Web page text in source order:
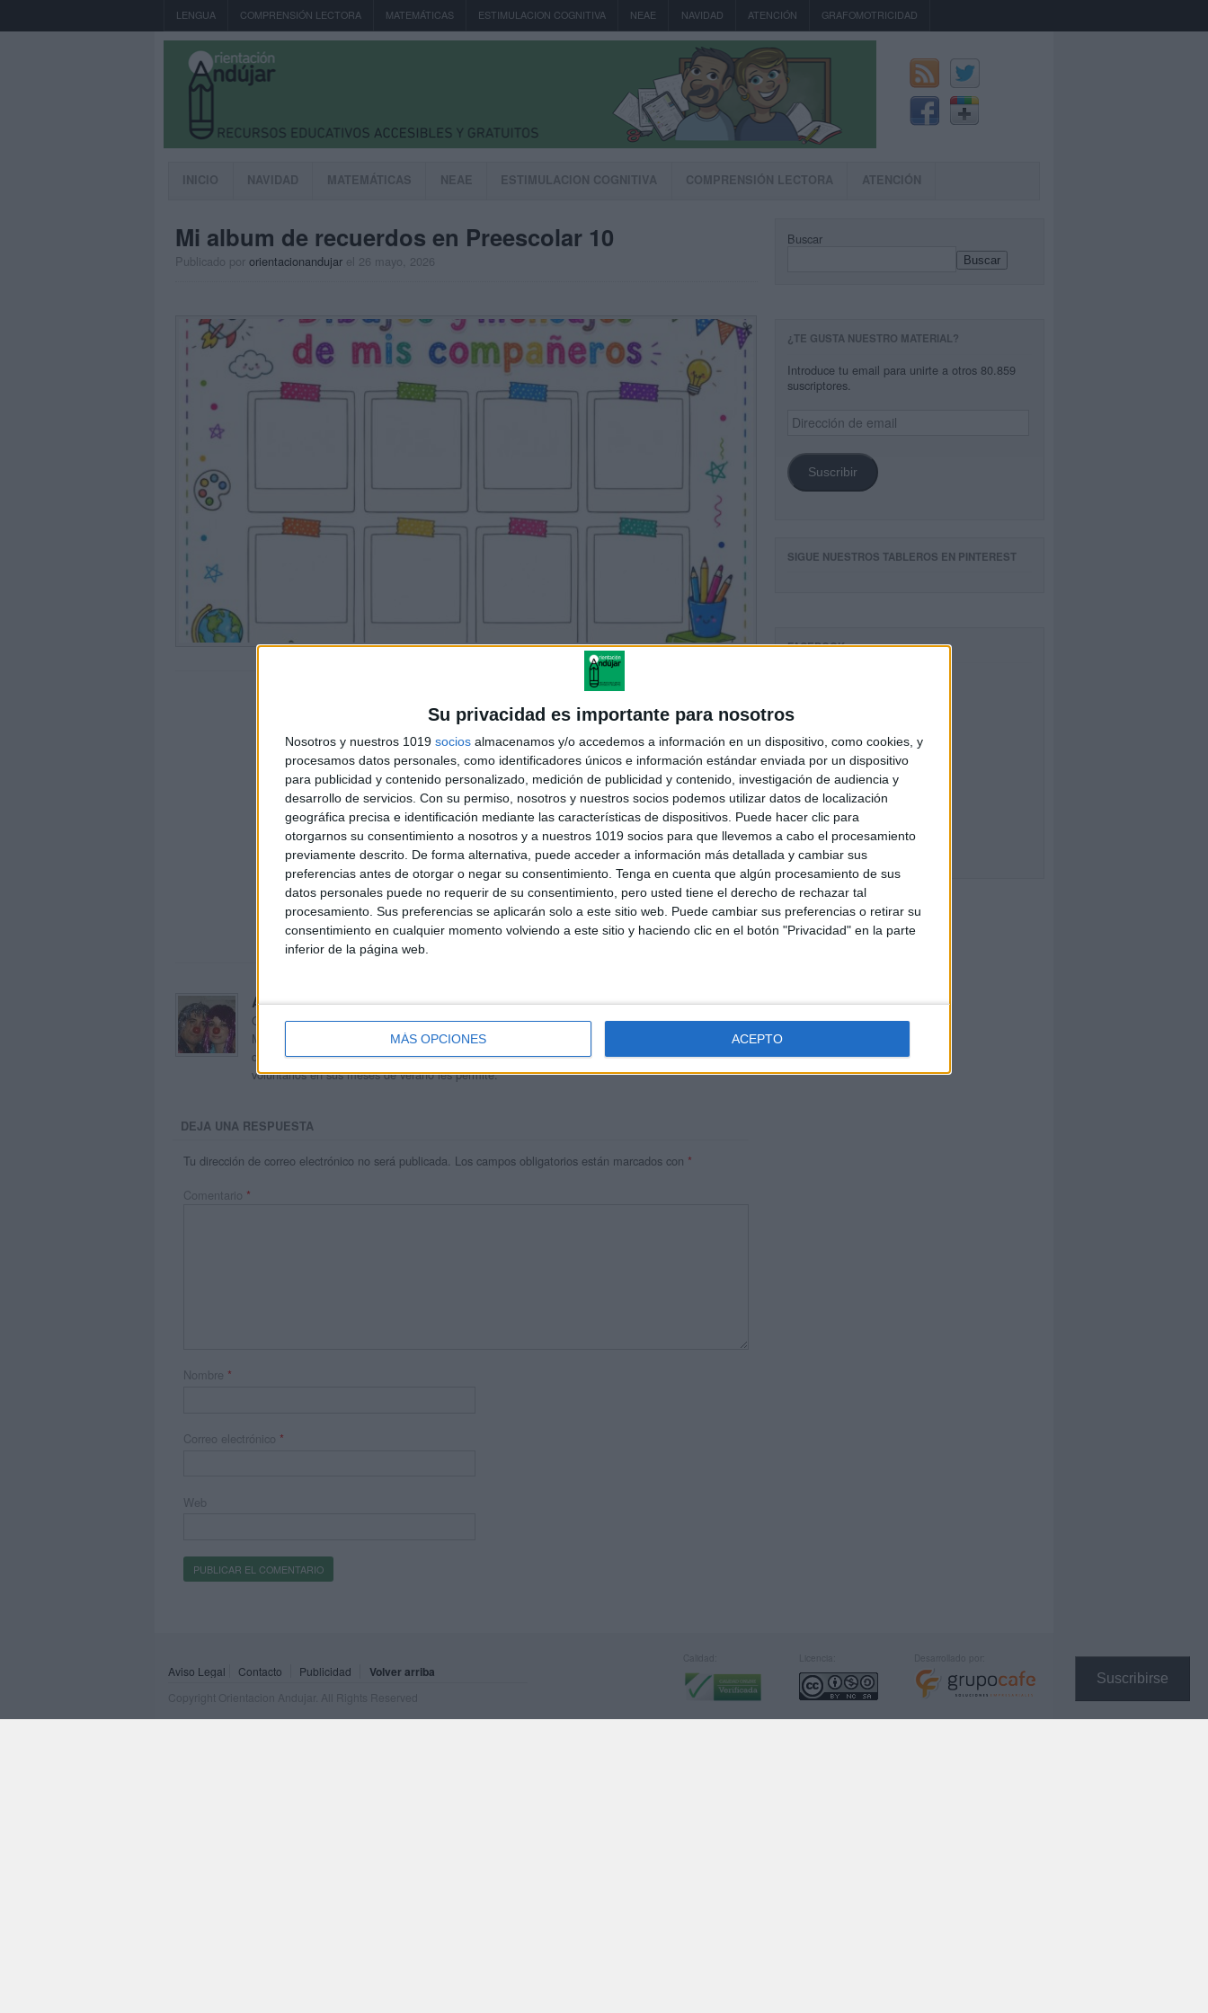
Su privacidad es importante para nosotros
Nosotros y nuestros 1019 socios almacenamos y/o accedemos a información en un dispositivo, como cookies, y
procesamos datos personales, como identificadores únicos e información estándar enviada por un dispositivo
para publicidad y contenido personalizado, medición de publicidad y contenido, investigación de audiencia y
desarrollo de servicios. Con su permiso, nosotros y nuestros socios podemos utilizar datos de localización
geográfica precisa e identificación mediante las características de dispositivos. Puede hacer clic para
otorgarnos su consentimiento a nosotros y a nuestros 1019 socios para que llevemos a cabo el procesamiento
previamente descrito. De forma alternativa, puede acceder a información más detallada y cambiar sus
preferencias antes de otorgar o negar su consentimiento. Tenga en cuenta que algún procesamiento de sus
datos personales puede no requerir de su consentimiento, pero usted tiene el derecho de rechazar tal
procesamiento. Sus preferencias se aplicarán solo a este sitio web. Puede cambiar sus preferencias o retirar su
consentimiento en cualquier momento volviendo a este sitio y haciendo clic en el botón "Privacidad" en la parte
inferior de la página web.
MÁS OPCIONES ACEPTO
Suscribirse
LENGUA COMPRENSIÓN LECTORA MATEMÁTICAS ESTIMULACION COGNITIVA NEAE NAVIDAD ATENCIÓN GRAFOMOTRICIDAD
INICIO NAVIDAD MATEMÁTICAS NEAE ESTIMULACION COGNITIVA COMPRENSIÓN LECTORA ATENCIÓN
Mi album de recuerdos en Preescolar 10
Publicado por orientacionandujar el 26 mayo, 2026
Acerca de orientacionandujar
Orientación Andújar no es solo un blog, es la apuesta personal de dos profesores Ginés y
Maribel, que además de ser pareja, son los encargados de los contenidos que encontramos
dentro del blog y en el cual, vuelcan la mayor parte del tiempo, que sus tareas como docentes, y
voluntarios en sus meses de verano les permite.
DEJA UNA RESPUESTA
Tu dirección de correo electrónico no será publicada. Los campos obligatorios están marcados con *
Comentario *
Nombre *
Correo electrónico *
Web
Buscar
Buscar
¿TE GUSTA NUESTRO MATERIAL?
Introduce tu email para unirte a otros 80.859
suscriptores.
Dirección
de
Suscribir
SIGUE NUESTROS TABLEROS EN PINTEREST
FACEBOOK
Aviso Legal Contacto Publicidad Volver arriba